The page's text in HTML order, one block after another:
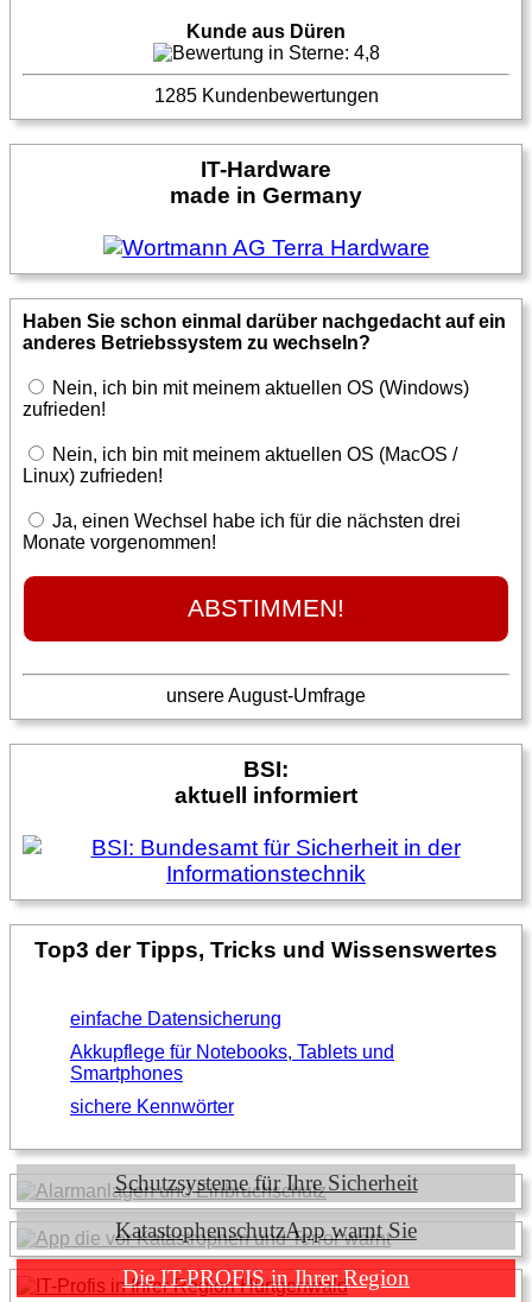
Kunde aus Düren
1285 Kundenbewertungen
IT-Hardware
made in Germany
Haben Sie schon einmal darüber nachgedacht auf ein
anderes Betriebssystem zu wechseln?
Nein, ich bin mit meinem aktuellen OS (Windows)
zufrieden!
Nein, ich bin mit meinem aktuellen OS (MacOS /
Linux) zufrieden!
Ja, einen Wechsel habe ich für die nächsten drei
Monate vorgenommen!
unsere August-Umfrage
BSI:
aktuell informiert
Top3 der Tipps, Tricks und Wissenswertes
einfache Datensicherung
Akkupflege für Notebooks, Tablets und
Smartphones
sichere Kennwörter
Schutzsysteme für Ihre Sicherheit
KatastophenschutzApp warnt Sie
Die IT-PROFIS in Ihrer Region